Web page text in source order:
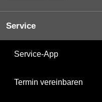
Service
Service-App
Termin vereinbaren